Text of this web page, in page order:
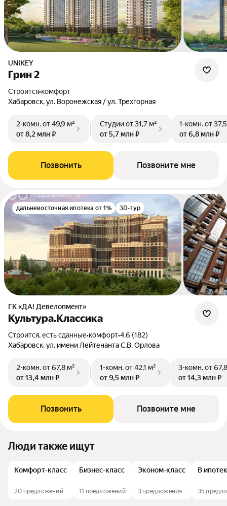
UNIKEY
Грин 2
Строится•комфорт
Хабаровск, ул. Воронежская / ул. Трехгорная
2-комн.от 49,9 м²
от 8,2 млн ₽
Студииот 31,7 м²
от 5,7 млн ₽
1-комн.от
от 6,8 млн ₽
Позвонить Позвоните мне
дальневосточная ипотека от 1% 3D-тур
ГК «ДА! Девелопмент»
Культура.Классика
Строится, есть сданные•комфорт•4.6 (182)
Хабаровск, ул. имени Лейтенанта С.В. Орлова
2-комн.от 67,8 м²
от 13,4 млн ₽
1-комн.от 42,1 м²
от 9,5 млн ₽
3-комн.от
от 14,3 млн ₽
Позвонить Позвоните мне
Люди также ищут
Комфорт-класс
20 предложений
Бизнес-класс
11 предложений
Эконом-класс
3 предложения
В
35